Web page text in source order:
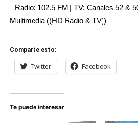
Radio: 102.5 FM | TV: Canales 52 &
Multimedia ((HD Radio & TV))
Comparte esto:
Twitter Facebook
Te puede interesar